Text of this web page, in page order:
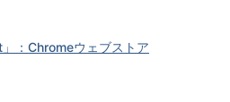
：Chromeウェブストア